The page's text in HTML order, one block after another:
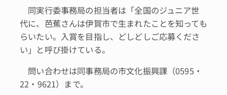
同実行委事務局の担当者は「全国のジュニア世
代に、芭蕉さんは伊賀市で生まれたことを知っても
らいたい。入賞を目指し、どしどしご応募くださ
い」と呼び掛けている。
問い合わせは同事務局の市文化振興課（0595・
22・9621）まで。